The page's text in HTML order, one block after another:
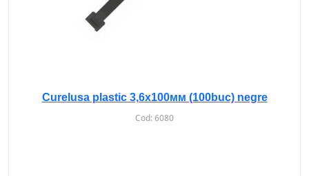
Curelusa plastic 3,6х100мм (100buc) negre
Cod:6080